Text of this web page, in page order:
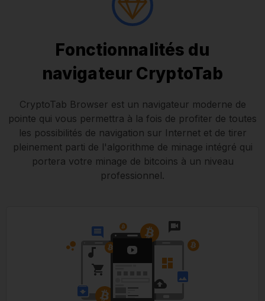
Fonctionnalités du
navigateur CryptoTab
CryptoTab Browser est un navigateur moderne de
pointe qui vous permettra à la fois de profiter de toutes
les possibilités de navigation sur Internet et de tirer
pleinement parti de l'algorithme de minage intégré qui
portera votre minage de bitcoins à un niveau
professionnel.